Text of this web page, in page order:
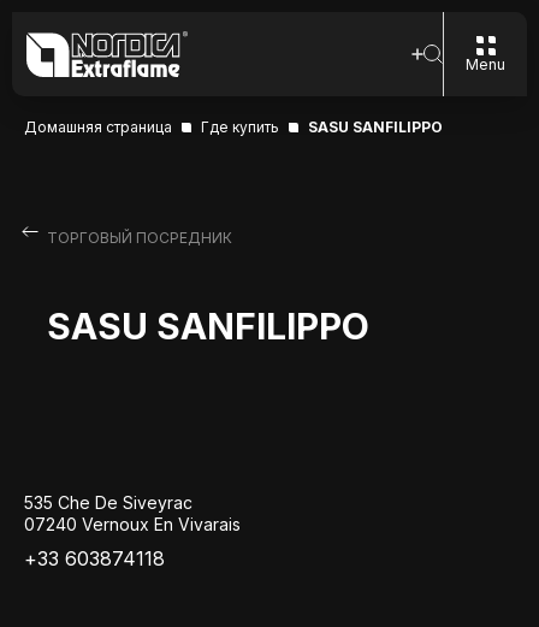
Menu
Домашняя страница Где купить SASU SANFILIPPO
ТОРГОВЫЙ ПОСРЕДНИК
SASU SANFILIPPO
535 Che De Siveyrac
07240 Vernoux En Vivarais
+33 603874118